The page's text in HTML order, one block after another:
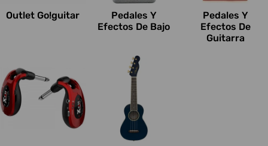
Outlet Go!guitar
Pedales Y
Efectos De Bajo
Pedales Y
Efectos De
Guitarra